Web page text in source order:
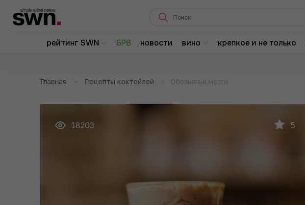
рейтинг SWN БРВ новости вино крепкое и не только
Главная – Рецепты коктейлей - Обезьяньи мозги
18203 5